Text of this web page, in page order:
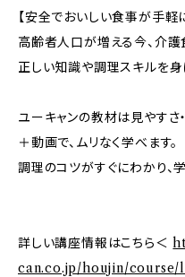
【安全でおいしい食事が手軽
高齢者人口が増える今、介護
正しい知識や調理スキルを身
ユーキャンの教材は見やすさ
＋動画で、ムリなく学べます。
調理のコツがすぐにわかり、
詳しい講座情報はこちら＜
can.co.jp/houjin/course/